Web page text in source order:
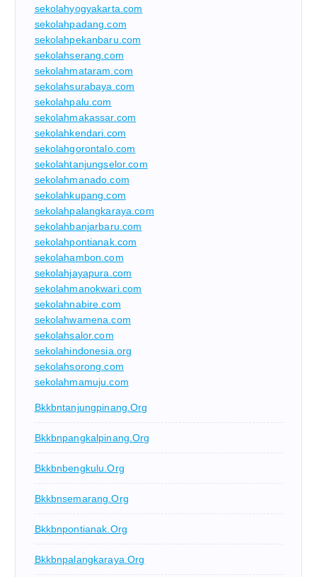
sekolahyogyakarta.com
sekolahpadang.com
sekolahpekanbaru.com
sekolahserang.com
sekolahmataram.com
sekolahsurabaya.com
sekolahpalu.com
sekolahmakassar.com
sekolahkendari.com
sekolahgorontalo.com
sekolahtanjungselor.com
sekolahmanado.com
sekolahkupang.com
sekolahpalangkaraya.com
sekolahbanjarbaru.com
sekolahpontianak.com
sekolahambon.com
sekolahjayapura.com
sekolahmanokwari.com
sekolahnabire.com
sekolahwamena.com
sekolahsalor.com
sekolahindonesia.org
sekolahsorong.com
sekolahmamuju.com
Bkkbntanjungpinang.org
Bkkbnpangkalpinang.org
Bkkbnbengkulu.org
Bkkbnsemarang.org
Bkkbnpontianak.org
Bkkbnpalangkaraya.org